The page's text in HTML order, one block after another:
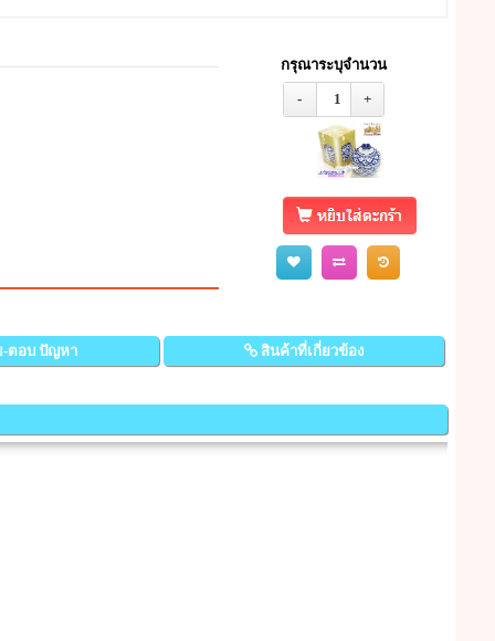
กรุณาระบุจำนวน
- 1 +
-ตอบ ปัญหา สินค้าที่เกี่ยวข้อง